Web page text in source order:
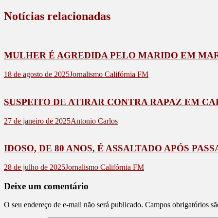
Post
Notícias relacionadas
MULHER É AGREDIDA PELO MARIDO EM
18 de agosto de 2025Jornalismo Califórnia FM
SUSPEITO DE ATIRAR CONTRA RAPAZ EM
27 de janeiro de 2025Antonio Carlos
IDOSO, DE 80 ANOS, É ASSALTADO APÓS
28 de julho de 2025Jornalismo Califórnia FM
Deixe um comentário
O seu endereço de e-mail não será publicado. Campos obrigatórios